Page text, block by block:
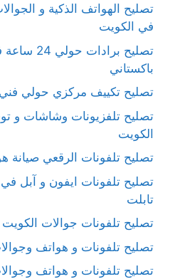
تصليح الهواتف الذكية و
في الكويت
تصليح
باكستاني
تصليح تكييف مركزي حولي
تصليح تلفزيونات وشاشات و
الكويت
تصليح تلفونات الرقعي صيانة
تصليح تلفونات ايفون و آبل
تابلت
تصليح تلفونات جوالات
تصليح تلفونات و هواتف
تصليح تلفونات و هواتف